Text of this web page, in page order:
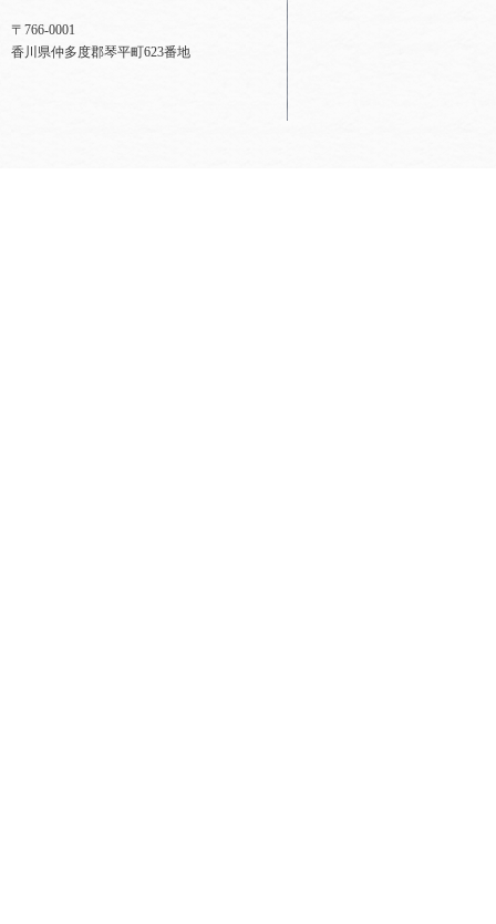
〒766-0001
香川県仲多度郡琴平町623番地